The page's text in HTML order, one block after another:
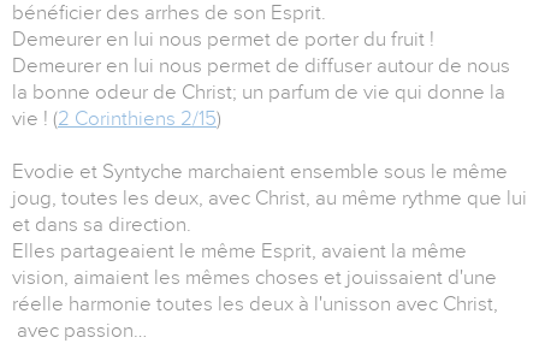
bénéficier des arrhes de son Esprit.
Demeurer en lui nous permet de porter du fruit !
Demeurer en lui nous permet de diffuser autour de nous
la bonne odeur de Christ; un parfum de vie qui donne la
vie ! (2 Corinthiens 2/15)
Evodie et Syntyche marchaient ensemble sous le même
joug, toutes les deux, avec Christ, au même rythme que lui
et dans sa direction.
Elles partageaient le même Esprit, avaient la même
vision, aimaient les mêmes choses et jouissaient d'une
réelle harmonie toutes les deux à l'unisson avec Christ,
avec passion…